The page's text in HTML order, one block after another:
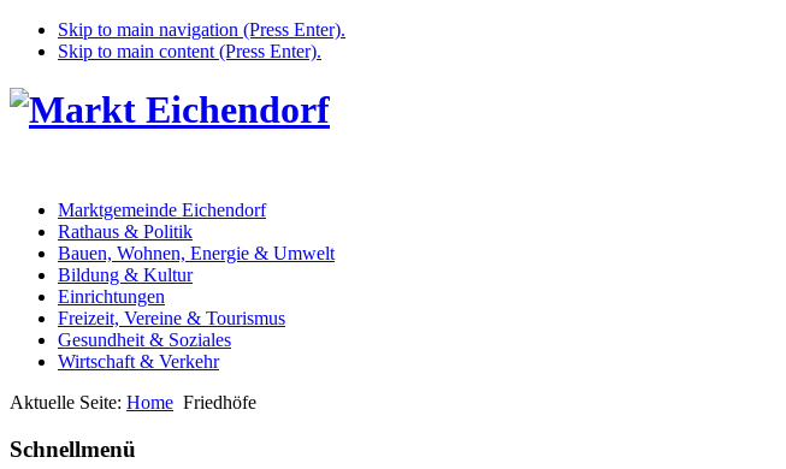
Skip to main navigation (Press Enter).
Skip to main content (Press Enter).
Marktgemeinde Eichendorf
Rathaus & Politik
Bauen, Wohnen, Energie & Umwelt
Bildung & Kultur
Einrichtungen
Freizeit, Vereine & Tourismus
Gesundheit & Soziales
Wirtschaft & Verkehr
Aktuelle Seite: Home Friedhöfe
Schnellmenü